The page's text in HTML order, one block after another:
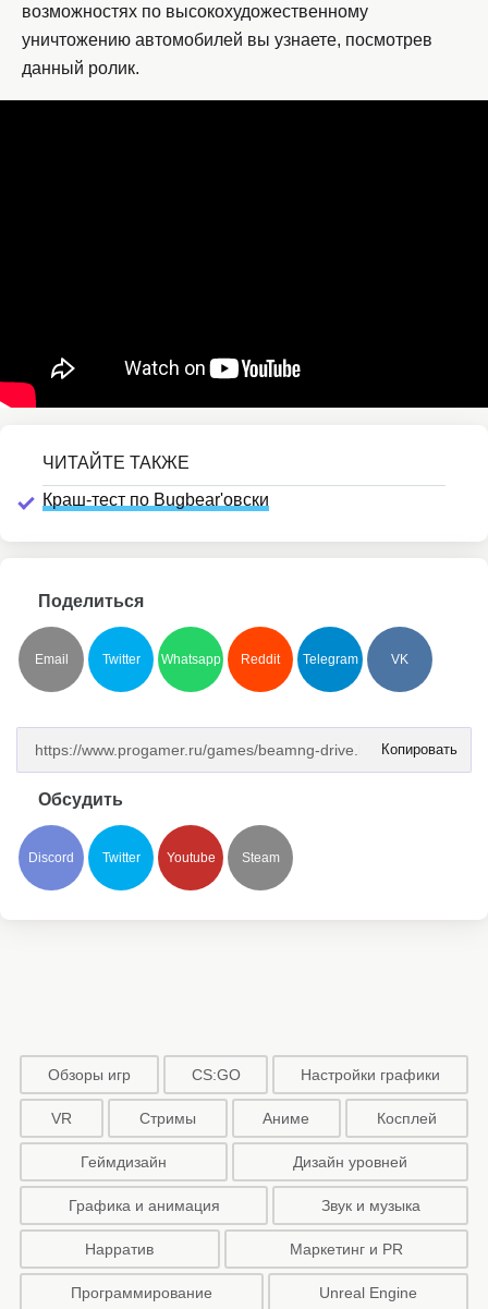
возможностях по высокохудожественному
уничтожению автомобилей вы узнаете, посмотрев
данный ролик.
Краш-тест по Bugbear'овски
Поделиться
Email Twitter Whatsapp Reddit Telegram VK
Копировать
Обсудить
Discord Twitter Youtube Steam
Обзоры игр CS:GO Настройки графики
VR Стримы Аниме Косплей
Геймдизайн Дизайн уровней
Графика и анимация Звук и музыка
Нарратив Маркетинг и PR
Программирование Unreal Engine